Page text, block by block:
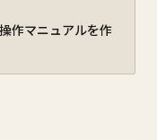
作マニュアルを作